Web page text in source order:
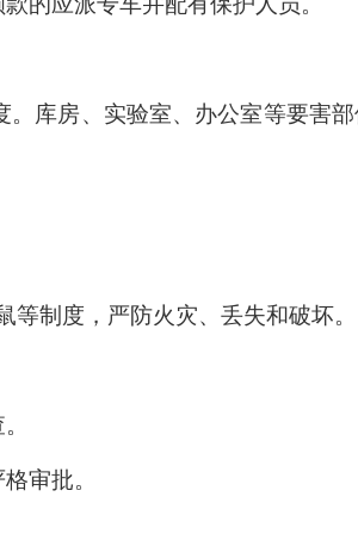
库房、实验室、办公室等要害
制度，严防火灾、丢失和破坏。
审批。